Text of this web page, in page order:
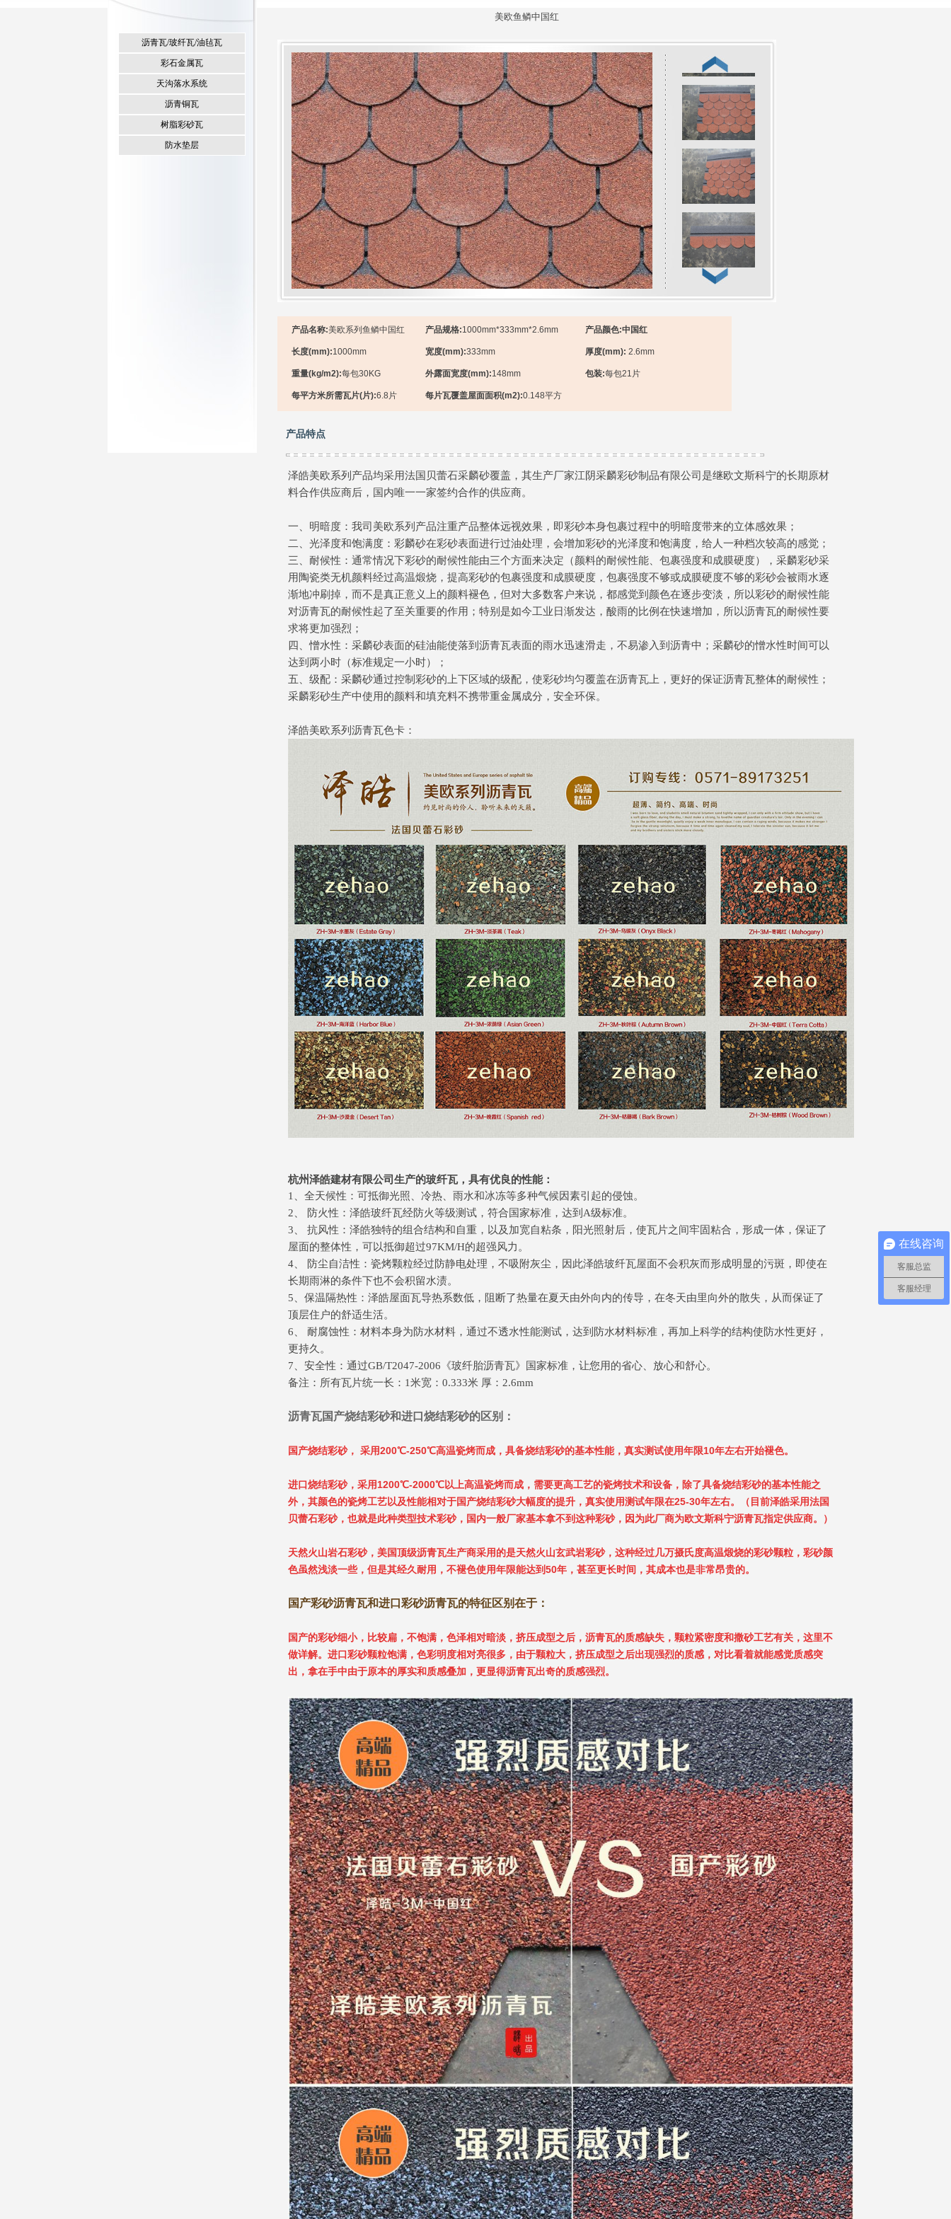
沥青瓦/玻纤瓦/油毡瓦
彩石金属瓦
天沟落水系统
沥青铜瓦
树脂彩砂瓦
防水垫层
美欧鱼鳞中国红
产品名称:美欧系列鱼鳞中国红 产品规格:1000mm*333mm*2.6mm 产品颜色:中国红
长度(mm):1000mm 宽度(mm):333mm 厚度(mm): 2.6mm
重量(kg/m2):每包30KG 外露面宽度(mm):148mm 包装:每包21片
每平方米所需瓦片(片):6.8片 每片瓦覆盖屋面面积(m2):0.148平方
产品特点
泽皓美欧系列产品均采用法国贝蕾石采麟砂覆盖，其生产厂家江阴采麟彩砂制品有限公司是继欧文斯科宁的长期原材
料合作供应商后，国内唯一一家签约合作的供应商。
一、明暗度：我司美欧系列产品注重产品整体远视效果，即彩砂本身包裹过程中的明暗度带来的立体感效果；
二、光泽度和饱满度：彩麟砂在彩砂表面进行过油处理，会增加彩砂的光泽度和饱满度，给人一种档次较高的感觉；
三、耐候性：通常情况下彩砂的耐候性能由三个方面来决定（颜料的耐候性能、包裹强度和成膜硬度），采麟彩砂采
用陶瓷类无机颜料经过高温煅烧，提高彩砂的包裹强度和成膜硬度，包裹强度不够或成膜硬度不够的彩砂会被雨水逐
渐地冲刷掉，而不是真正意义上的颜料褪色，但对大多数客户来说，都感觉到颜色在逐步变淡，所以彩砂的耐候性能
对沥青瓦的耐候性起了至关重要的作用；特别是如今工业日渐发达，酸雨的比例在快速增加，所以沥青瓦的耐候性要
求将更加强烈；
四、憎水性：采麟砂表面的硅油能使落到沥青瓦表面的雨水迅速滑走，不易渗入到沥青中；采麟砂的憎水性时间可以
达到两小时（标准规定一小时）；
五、级配：采麟砂通过控制彩砂的上下区域的级配，使彩砂均匀覆盖在沥青瓦上，更好的保证沥青瓦整体的耐候性；
采麟彩砂生产中使用的颜料和填充料不携带重金属成分，安全环保。
泽皓美欧系列沥青瓦色卡：
杭州泽皓建材有限公司生产的玻纤瓦，具有优良的性能：
1、全天候性：可抵御光照、冷热、雨水和冰冻等多种气候因素引起的侵蚀。
2、 防火性：泽皓玻纤瓦经防火等级测试，符合国家标准，达到A级标准。
3、 抗风性：泽皓独特的组合结构和自重，以及加宽自粘条，阳光照射后，使瓦片之间牢固粘合，形成一体，保证了
屋面的整体性，可以抵御超过97KM/H的超强风力。
4、 防尘自洁性：瓷烤颗粒经过防静电处理，不吸附灰尘，因此泽皓玻纤瓦屋面不会积灰而形成明显的污斑，即使在
长期雨淋的条件下也不会积留水渍。
5、保温隔热性：泽皓屋面瓦导热系数低，阻断了热量在夏天由外向内的传导，在冬天由里向外的散失，从而保证了
顶层住户的舒适生活。
6、 耐腐蚀性：材料本身为防水材料，通过不透水性能测试，达到防水材料标准，再加上科学的结构使防水性更好，
更持久。
7、安全性：通过GB/T2047-2006《玻纤胎沥青瓦》国家标准，让您用的省心、放心和舒心。
备注：所有瓦片统一长：1米宽：0.333米 厚：2.6mm
沥青瓦国产烧结彩砂和进口烧结彩砂的区别：
国产烧结彩砂， 采用200℃-250℃高温瓷烤而成，具备烧结彩砂的基本性能，真实测试使用年限10年左右开始褪色。
进口烧结彩砂，采用1200℃-2000℃以上高温瓷烤而成，需要更高工艺的瓷烤技术和设备，除了具备烧结彩砂的基本性能之
外，其颜色的瓷烤工艺以及性能相对于国产烧结彩砂大幅度的提升，真实使用测试年限在25-30年左右。（目前泽皓采用法国
贝蕾石彩砂，也就是此种类型技术彩砂，国内一般厂家基本拿不到这种彩砂，因为此厂商为欧文斯科宁沥青瓦指定供应商。）
天然火山岩石彩砂，美国顶级沥青瓦生产商采用的是天然火山玄武岩彩砂，这种经过几万摄氏度高温煅烧的彩砂颗粒，彩砂颜
色虽然浅淡一些，但是其经久耐用，不褪色使用年限能达到50年，甚至更长时间，其成本也是非常昂贵的。
国产彩砂沥青瓦和进口彩砂沥青瓦的特征区别在于：
国产的彩砂细小，比较扁，不饱满，色泽相对暗淡，挤压成型之后，沥青瓦的质感缺失，颗粒紧密度和撒砂工艺有关，这里不
做详解。进口彩砂颗粒饱满，色彩明度相对亮很多，由于颗粒大，挤压成型之后出现强烈的质感，对比看着就能感觉质感突
出，拿在手中由于原本的厚实和质感叠加，更显得沥青瓦出奇的质感强烈。
在线咨询
客服总监
客服经理